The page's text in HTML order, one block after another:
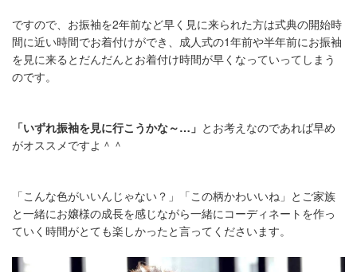
ですので、お振袖を2年前など早く見に来られた方は式典の開始時
間に近い時間でお着付けができ、成人式の1年前や半年前にお振袖
を見に来るとだんだんとお着付け時間が早くなっていってしまう
のです。
「いずれ振袖を見に行こうかな～… 」 とお考えなのであれば早め
がオススメですよ＾＾
「こんな色がいいんじゃない？」「この柄かわいいね」とご家族
と一緒にお嬢様の成長を感じながら一緒にコーディネートを作っ
ていく時間がとても楽しかったと言ってくださいます。